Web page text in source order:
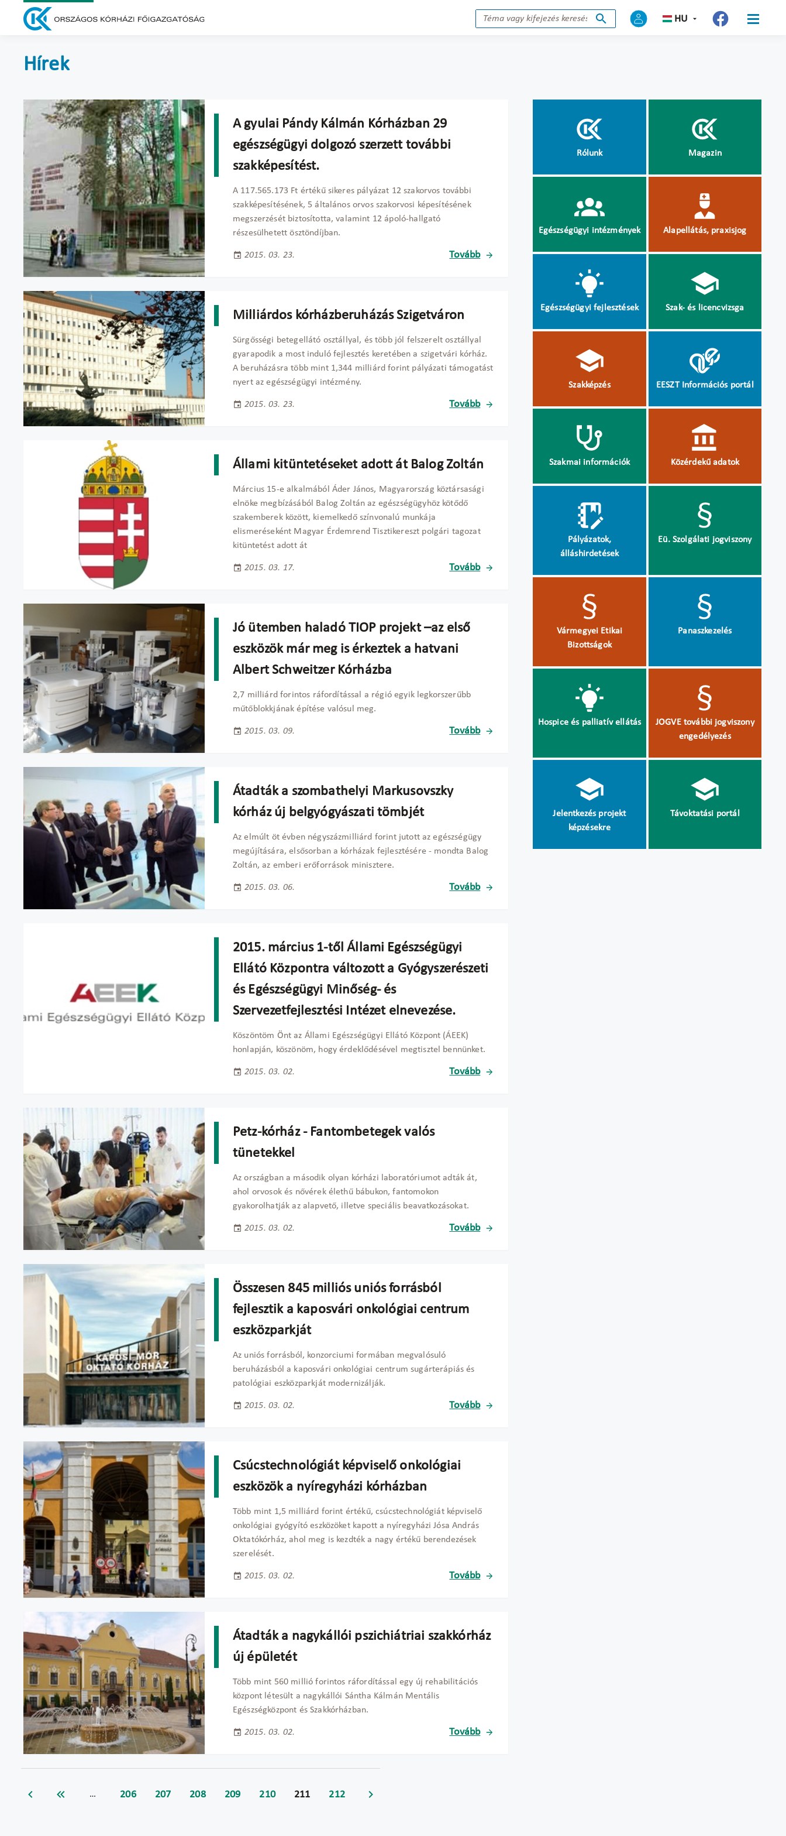
HU
Hírek
A gyulai Pándy Kálmán Kórházban 29
egészségügyi dolgozó szerzett további
szakképesítést.
A 117.565.173 Ft értékű sikeres pályázat 12 szakorvos további
szakképesítésének, 5 általános orvos szakorvosi képesítésének
megszerzését biztosította, valamint 12 ápoló-hallgató
részesülhetett ösztöndíjban.
2015. 03. 23. Tovább
Milliárdos kórházberuházás Szigetváron
Sürgősségi betegellátó osztállyal, és több jól felszerelt osztállyal
gyarapodik a most induló fejlesztés keretében a szigetvári kórház.
A beruházásra több mint 1,344 milliárd forint pályázati támogatást
nyert az egészségügyi intézmény.
2015. 03. 23. Tovább
Állami kitüntetéseket adott át Balog Zoltán
Március 15-e alkalmából Áder János, Magyarország köztársasági
elnöke megbízásából Balog Zoltán az egészségügyhöz kötődő
szakemberek között, kiemelkedő színvonalú munkája
elismeréseként Magyar Érdemrend Tisztikereszt polgári tagozat
kitüntetést adott át
2015. 03. 17. Tovább
Jó ütemben haladó TIOP projekt –az első
eszközök már meg is érkeztek a hatvani
Albert Schweitzer Kórházba
2,7 milliárd forintos ráfordítással a régió egyik legkorszerűbb
műtőblokkjának építése valósul meg.
2015. 03. 09. Tovább
Átadták a szombathelyi Markusovszky
kórház új belgyógyászati tömbjét
Az elmúlt öt évben négyszázmilliárd forint jutott az egészségügy
megújítására, elsősorban a kórházak fejlesztésére - mondta Balog
Zoltán, az emberi erőforrások minisztere.
2015. 03. 06. Tovább
2015. március 1-től Állami Egészségügyi
Ellátó Központra változott a Gyógyszerészeti
és Egészségügyi Minőség- és
Szervezetfejlesztési Intézet elnevezése.
Köszöntöm Önt az Állami Egészségügyi Ellátó Központ (ÁEEK)
honlapján, köszönöm, hogy érdeklődésével megtisztel bennünket.
2015. 03. 02. Tovább
Petz-kórház - Fantombetegek valós
tünetekkel
Az országban a második olyan kórházi laboratóriumot adták át,
ahol orvosok és nővérek élethű bábukon, fantomokon
gyakorolhatják az alapvető, illetve speciális beavatkozásokat.
2015. 03. 02. Tovább
Összesen 845 milliós uniós forrásból
fejlesztik a kaposvári onkológiai centrum
eszközparkját
Az uniós forrásból, konzorciumi formában megvalósuló
beruházásból a kaposvári onkológiai centrum sugárterápiás és
patológiai eszközparkját modernizálják.
2015. 03. 02. Tovább
Csúcstechnológiát képviselő onkológiai
eszközök a nyíregyházi kórházban
Több mint 1,5 milliárd forint értékű, csúcstechnológiát képviselő
onkológiai gyógyító eszközöket kapott a nyíregyházi Jósa András
Oktatókórház, ahol meg is kezdték a nagy értékű berendezések
szerelését.
2015. 03. 02. Tovább
Átadták a nagykállói pszichiátriai szakkórház
új épületét
Több mint 560 millió forintos ráfordítással egy új rehabilitációs
központ létesült a nagykállói Sántha Kálmán Mentális
Egészségközpont és Szakkórházban.
2015. 03. 02. Tovább
… 206 207 208 209 210 211 212
Rólunk Magazin
Egészségügyi intézmények Alapellátás, praxisjog
Egészségügyi fejlesztések Szak- és licencvizsga
Szakképzés EESZT Információs portál
Szakmai információk Közérdekű adatok
Pályázatok,
álláshirdetések
Eü. Szolgálati jogviszony
Vármegyei Etikai
Bizottságok
Panaszkezelés
Hospice és palliatív ellátás
JOGVE további jogviszony
engedélyezés
Jelentkezés projekt
képzésekre
Távoktatási portál